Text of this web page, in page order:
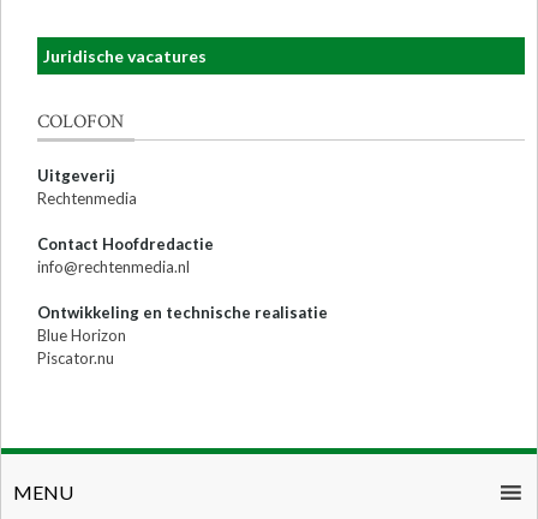
Juridische vacatures
COLOFON
Uitgeverij
Rechtenmedia
Contact Hoofdredactie
info@rechtenmedia.nl
Ontwikkeling en technische realisatie
Blue Horizon
Piscator.nu
MENU